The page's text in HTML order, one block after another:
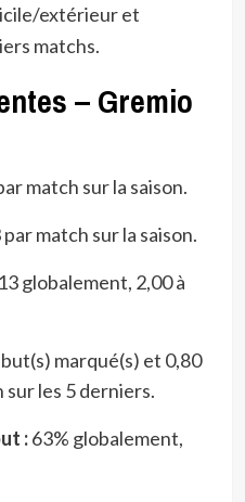
extérieur et
matchs.
– Gremio
match sur la saison.
match sur la saison.
globalement, 2,00 à
marqué(s) et 0,80
sur les 5 derniers.
:63% globalement,